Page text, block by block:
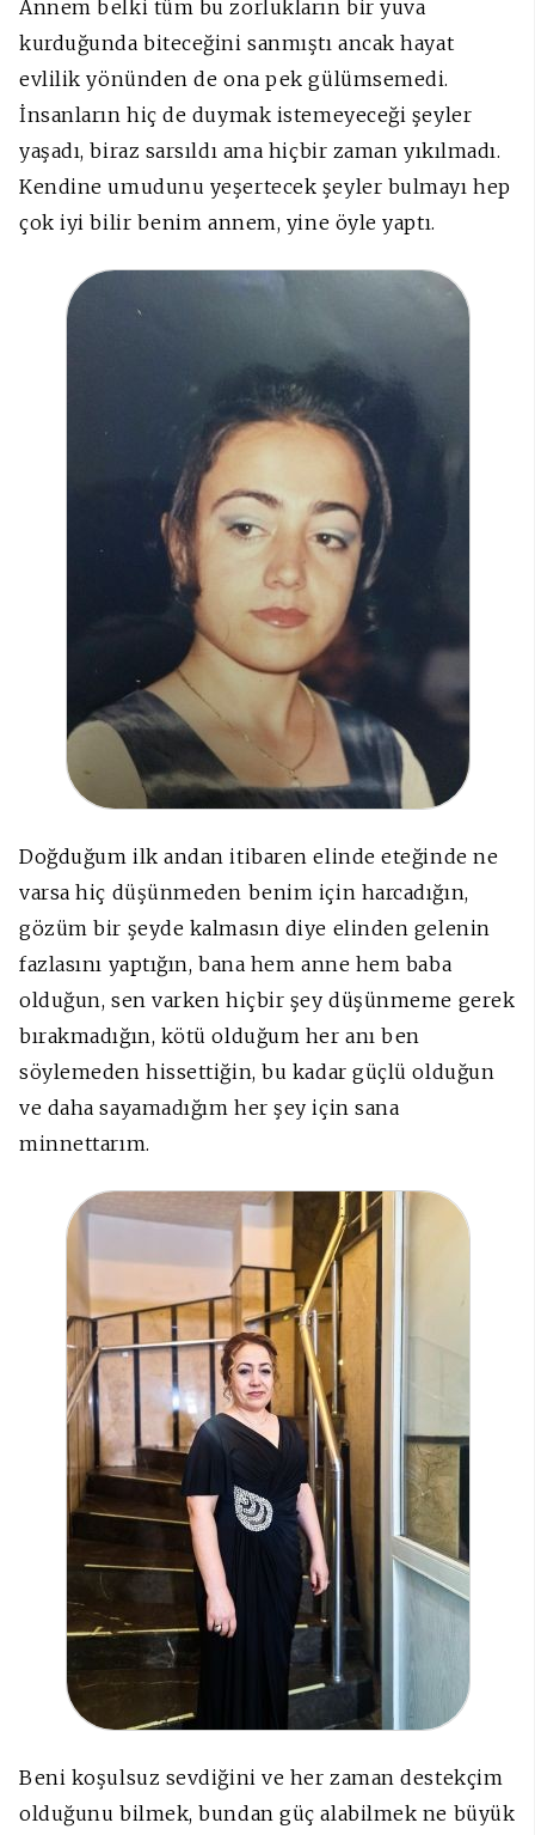
Annem belki tüm bu zorlukların bir yuva
kurduğunda biteceğini sanmıştı ancak hayat
evlilik yönünden de ona pek gülümsemedi.
İnsanların hiç de duymak istemeyeceği şeyler
yaşadı, biraz sarsıldı ama hiçbir zaman yıkılmadı.
Kendine umudunu yeşertecek şeyler bulmayı hep
çok iyi bilir benim annem, yine öyle yaptı.
Doğduğum ilk andan itibaren elinde eteğinde ne
varsa hiç düşünmeden benim için harcadığın,
gözüm bir şeyde kalmasın diye elinden gelenin
fazlasını yaptığın, bana hem anne hem baba
olduğun, sen varken hiçbir şey düşünmeme gerek
bırakmadığın, kötü olduğum her anı ben
söylemeden hissettiğin, bu kadar güçlü olduğun
ve daha sayamadığım her şey için sana
minnettarım.
Beni koşulsuz sevdiğini ve her zaman destekçim
olduğunu bilmek, bundan güç alabilmek ne büyük